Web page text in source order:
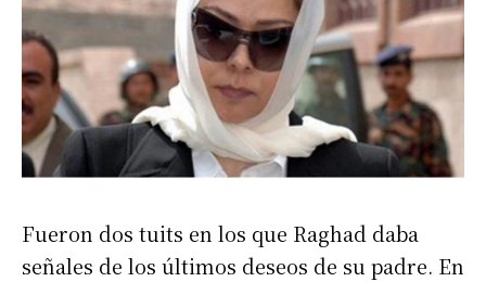
Fueron dos tuits en los que Raghad daba
señales de los últimos deseos de su padre. En